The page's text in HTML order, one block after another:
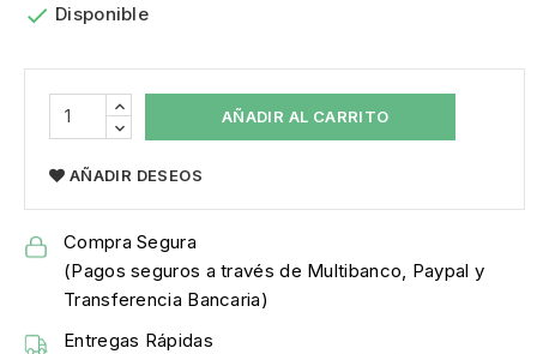
 Disponible
AÑADIR AL CARRITO
AÑADIR DESEOS
Compra Segura
(Pagos seguros a través de Multibanco, Paypal y
Transferencia Bancaria)
Entregas Rápidas